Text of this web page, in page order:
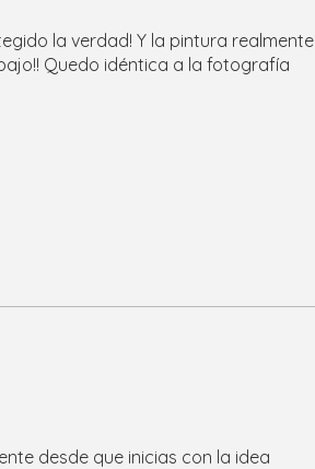
la verdad! Y la pintura realmente
Quedo idéntica a la fotografía
desde que inicias con la idea